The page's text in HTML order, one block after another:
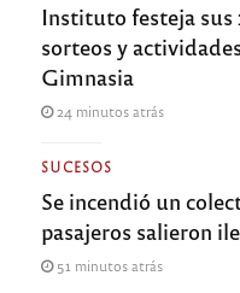
Instituto festeja sus
sorteos y
Gimnasia
24 minutos atrás
SUCESOS
Se incendió un
pasajeros salieron
51 minutos atrás